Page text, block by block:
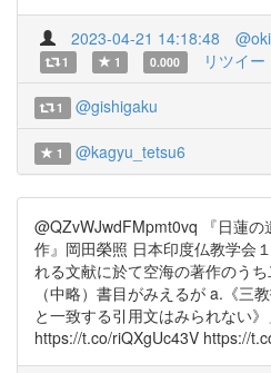
2023-04-21 14:18:48
1 1 0.000 リツイ
1 @gishigaku
1 @kagyu_tetsu6
@QZvWJwdFMpmt0vq 『日蓮の
作』岡田榮照 日本印度仏教学会
れる文献に於て空海の著作のう
（中略）書目がみえるが a.《三
と一致する引用文はみられない
https://t.co/riQXgUc43V https://